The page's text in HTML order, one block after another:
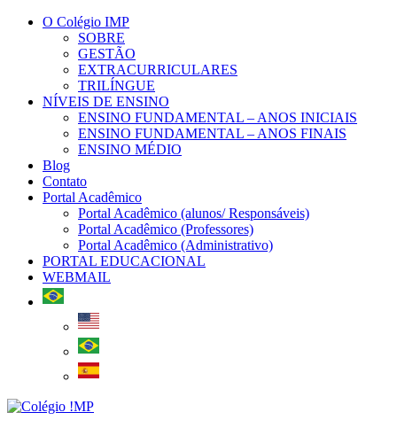
O Colégio IMP
SOBRE
GESTÃO
EXTRACURRICULARES
TRILÍNGUE
NÍVEIS DE ENSINO
ENSINO FUNDAMENTAL – ANOS INICIAIS
ENSINO FUNDAMENTAL – ANOS FINAIS
ENSINO MÉDIO
Blog
Contato
Portal Acadêmico
Portal Acadêmico (alunos/ Responsáveis)
Portal Acadêmico (Professores)
Portal Acadêmico (Administrativo)
PORTAL EDUCACIONAL
WEBMAIL